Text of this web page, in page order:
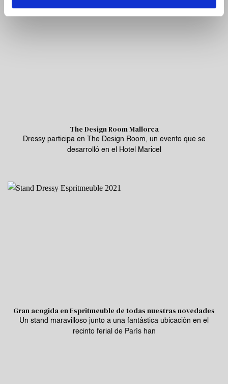
The Design Room Mallorca
Dressy participa en The Design Room, un evento que se
desarrolló en el Hotel Maricel
Gran acogida en Espritmeuble de todas nuestras novedades
Un stand maravilloso junto a una fantástica ubicación en el
recinto ferial de París han